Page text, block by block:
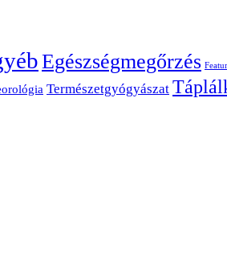
Egészségmegőrzés
Természetgyógyászat